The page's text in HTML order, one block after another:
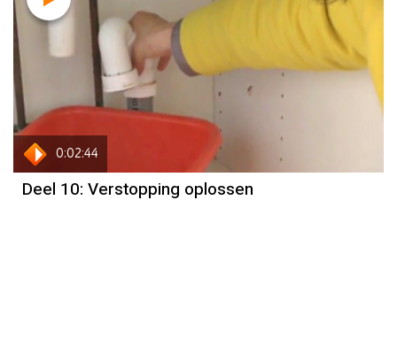
0:02:44
Deel 10: Verstopping oplossen